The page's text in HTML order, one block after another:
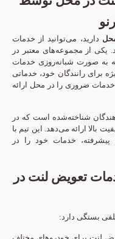
دارید، می‌توانید از خدمات
یکی از مجموعه‌های معتبر در
به صورت شبانه‌روزی خدمات
برای رانندگان خود، خدماتی
ضروری را در محل ارائه
شناخته‌شده است که در
بالا ارائه می‌دهد. این تیم با
پیشرفته، خدمات خود را در
تعویض لنت در
بستگی دارد: